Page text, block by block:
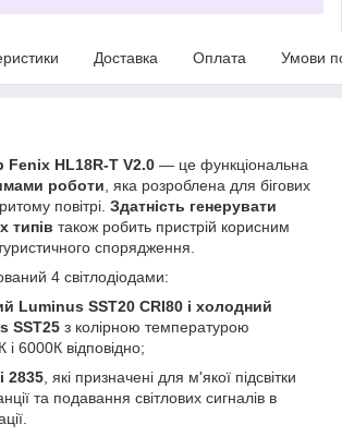
Доставка Оплата Умови
Fenix HL18R-T V2.0 — це функціональна
роботи , яка розроблена для бігових
повітрі. Здатність генерувати
типів також робить пристрій корисним
спорядження.
4 світлодіодами:
Luminus SST20 CRI80 і холодний
SST25 з колірною температурою
6000К відповідно;
2835 , які призначені для м'якої підсвітки
та подавання світлових сигналів в